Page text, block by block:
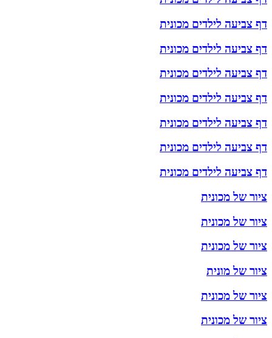
דף צביעה לילדים מכונית
דף צביעה לילדים מכונית
דף צביעה לילדים מכונית
דף צביעה לילדים מכונית
דף צביעה לילדים מכונית
דף צביעה לילדים מכונית
דף צביעה לילדים מכונית
ציור של מכונית
ציור של מכונית
ציור של מכונית
ציור של מונית
ציור של מכונית
ציור של מכונית